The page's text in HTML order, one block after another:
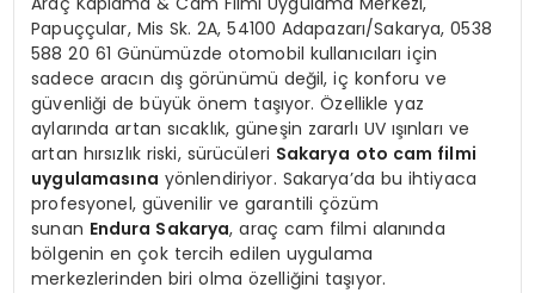
Papuççular, Mis Sk. 2A, 54100 Adapazarı/Sakarya, 0538
588 20 61 Günümüzde otomobil kullanıcıları için
sadece aracın dış görünümü değil, iç konforu ve
güvenliği de büyük önem taşıyor. Özellikle yaz
aylarında artan sıcaklık, güneşin zararlı UV ışınları ve
artan hırsızlık riski, sürücüleri Sakarya oto cam filmi
uygulamasına yönlendiriyor. Sakarya’da bu ihtiyaca
profesyonel, güvenilir ve garantili çözüm
sunan Endura Sakarya, araç cam filmi alanında
bölgenin en çok tercih edilen uygulama
merkezlerinden biri olma özelliğini taşıyor.